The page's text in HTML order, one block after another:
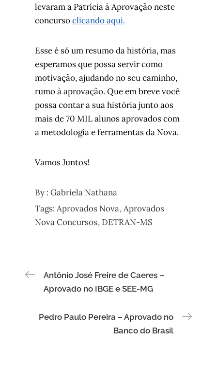
levaram a Patrícia à Aprovação neste
concursoclicando aqui.
Esse é só um resumo da história, mas
esperamos que possa servir como
motivação, ajudando no seu caminho,
rumo à aprovação. Que em breve você
possa contar a sua história junto aos
mais de 70 MIL alunos aprovados com
a metodologia e ferramentas da Nova.
Vamos Juntos!
By :Gabriela Nathana
Tags:Aprovados Nova Aprovados
Nova Concursos DETRAN-MS
Navegação
de
Post
Antônio José Freire de Caeres –
Aprovado no IBGE e SEE-MG
Pedro Paulo Pereira – Aprovado no
Banco do Brasil